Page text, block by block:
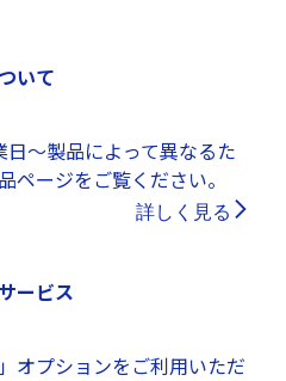
いて
～製品によって異なるた
ページをご覧ください。
詳しく見る
ービス
オプションをご利用いただ